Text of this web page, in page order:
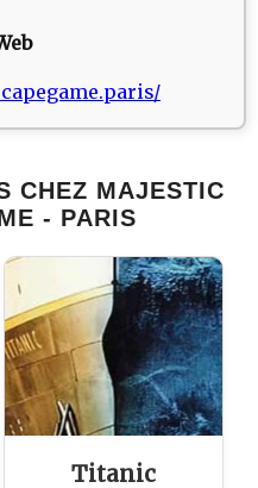
CHEZ MAJESTIC
- PARIS
Titanic